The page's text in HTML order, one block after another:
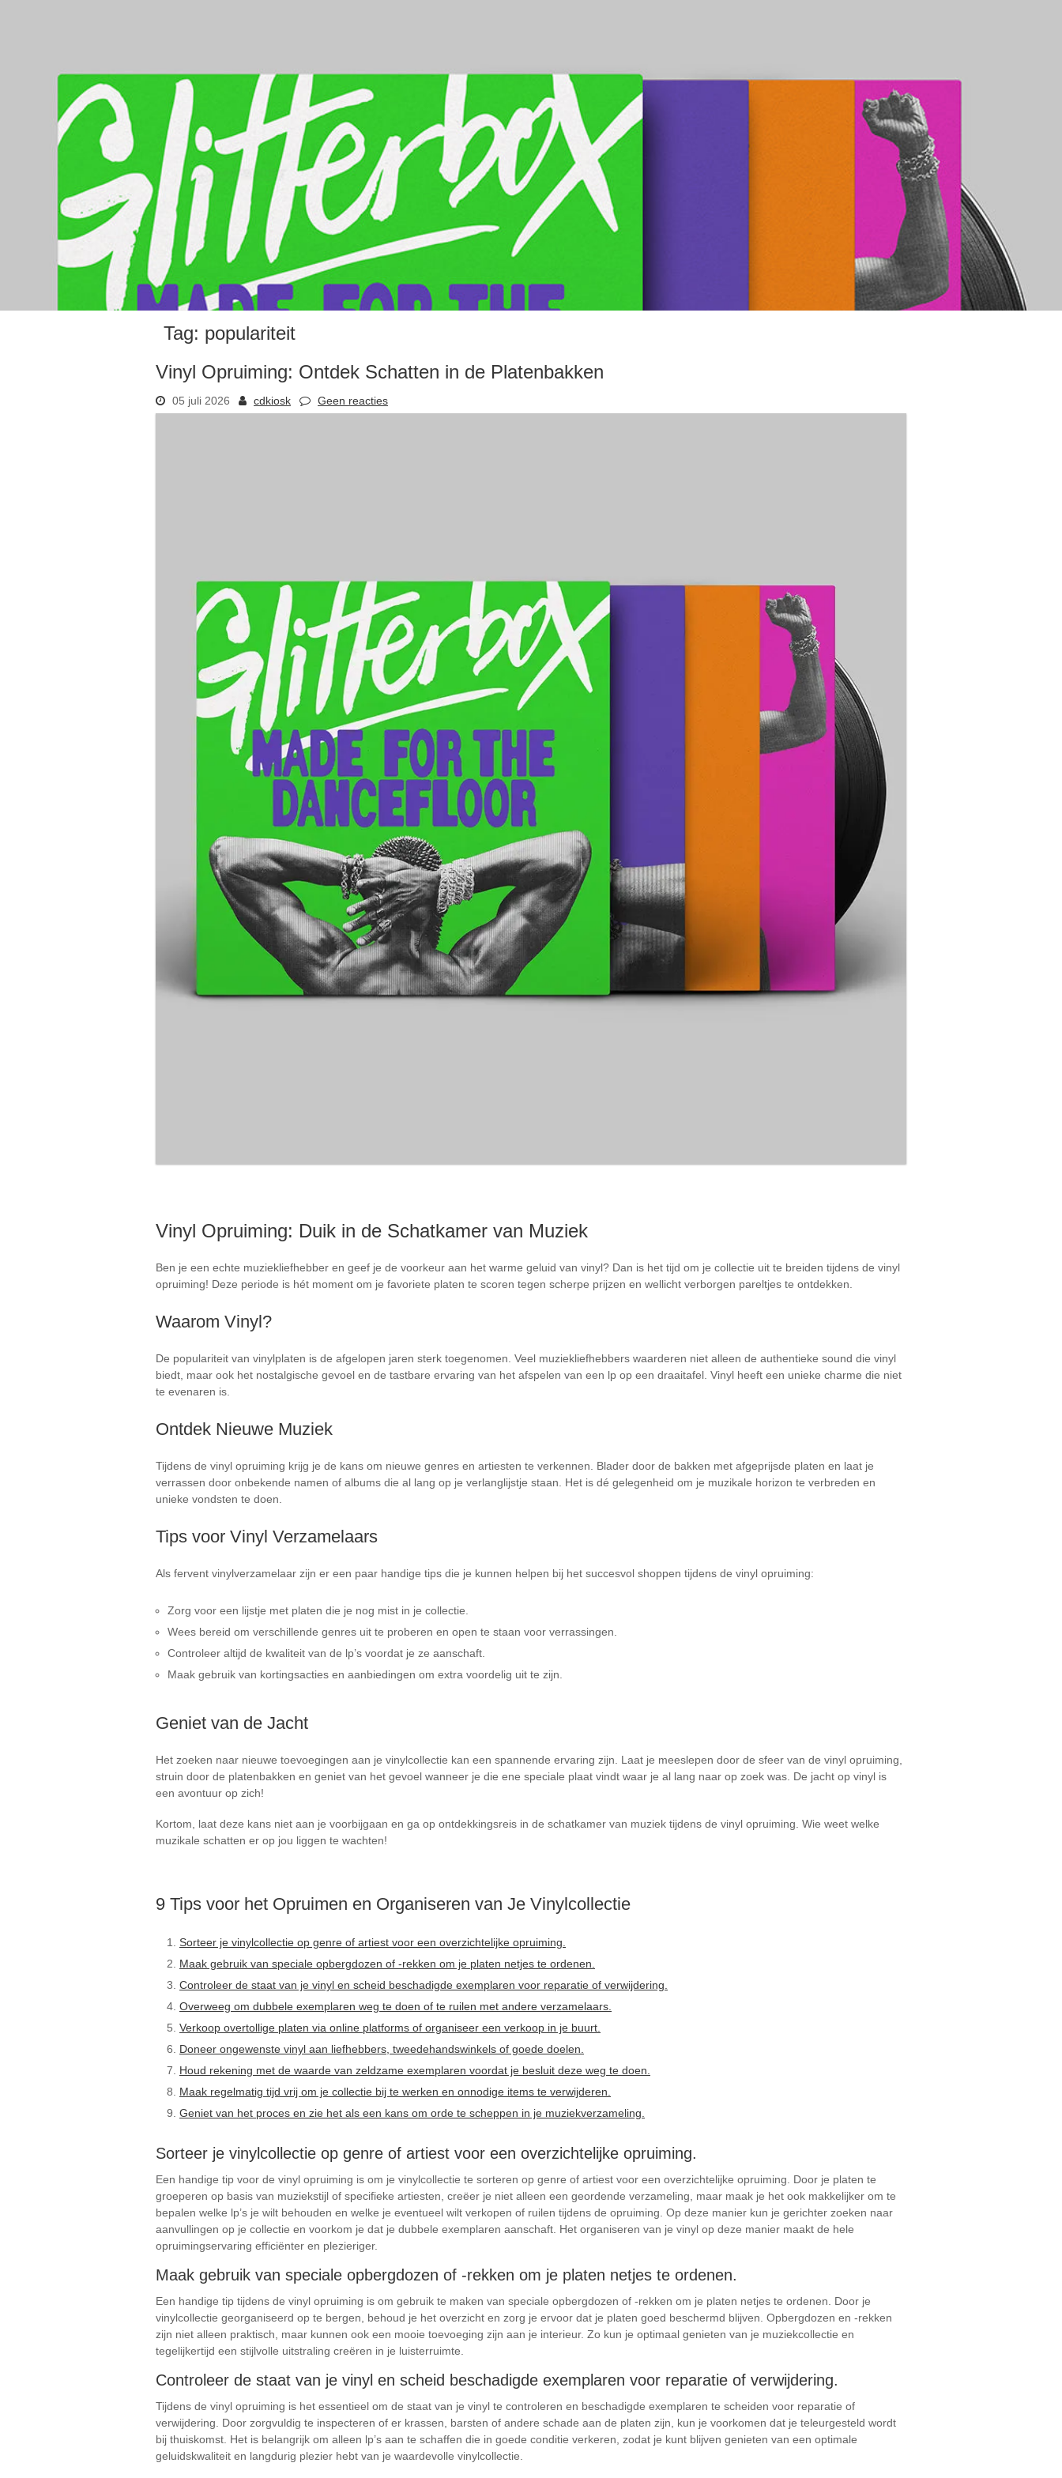
Tag: populariteit
Vinyl Opruiming: Ontdek Schatten in de Platenbakken
05 juli 2026 cdkiosk Geen reacties
Vinyl Opruiming: Duik in de Schatkamer van Muziek
Ben je een echte muziekliefhebber en geef je de voorkeur aan het warme geluid van vinyl? Dan is het tijd om je collectie uit te breiden tijdens de vinyl
opruiming! Deze periode is hét moment om je favoriete platen te scoren tegen scherpe prijzen en wellicht verborgen pareltjes te ontdekken.
Waarom Vinyl?
De populariteit van vinylplaten is de afgelopen jaren sterk toegenomen. Veel muziekliefhebbers waarderen niet alleen de authentieke sound die vinyl
biedt, maar ook het nostalgische gevoel en de tastbare ervaring van het afspelen van een lp op een draaitafel. Vinyl heeft een unieke charme die niet
te evenaren is.
Ontdek Nieuwe Muziek
Tijdens de vinyl opruiming krijg je de kans om nieuwe genres en artiesten te verkennen. Blader door de bakken met afgeprijsde platen en laat je
verrassen door onbekende namen of albums die al lang op je verlanglijstje staan. Het is dé gelegenheid om je muzikale horizon te verbreden en
unieke vondsten te doen.
Tips voor Vinyl Verzamelaars
Als fervent vinylverzamelaar zijn er een paar handige tips die je kunnen helpen bij het succesvol shoppen tijdens de vinyl opruiming:
Zorg voor een lijstje met platen die je nog mist in je collectie.
Wees bereid om verschillende genres uit te proberen en open te staan voor verrassingen.
Controleer altijd de kwaliteit van de lp’s voordat je ze aanschaft.
Maak gebruik van kortingsacties en aanbiedingen om extra voordelig uit te zijn.
Geniet van de Jacht
Het zoeken naar nieuwe toevoegingen aan je vinylcollectie kan een spannende ervaring zijn. Laat je meeslepen door de sfeer van de vinyl opruiming,
struin door de platenbakken en geniet van het gevoel wanneer je die ene speciale plaat vindt waar je al lang naar op zoek was. De jacht op vinyl is
een avontuur op zich!
Kortom, laat deze kans niet aan je voorbijgaan en ga op ontdekkingsreis in de schatkamer van muziek tijdens de vinyl opruiming. Wie weet welke
muzikale schatten er op jou liggen te wachten!
9 Tips voor het Opruimen en Organiseren van Je Vinylcollectie
Sorteer je vinylcollectie op genre of artiest voor een overzichtelijke opruiming.
Maak gebruik van speciale opbergdozen of -rekken om je platen netjes te ordenen.
Controleer de staat van je vinyl en scheid beschadigde exemplaren voor reparatie of verwijdering.
Overweeg om dubbele exemplaren weg te doen of te ruilen met andere verzamelaars.
Verkoop overtollige platen via online platforms of organiseer een verkoop in je buurt.
Doneer ongewenste vinyl aan liefhebbers, tweedehandswinkels of goede doelen.
Houd rekening met de waarde van zeldzame exemplaren voordat je besluit deze weg te doen.
Maak regelmatig tijd vrij om je collectie bij te werken en onnodige items te verwijderen.
Geniet van het proces en zie het als een kans om orde te scheppen in je muziekverzameling.
Sorteer je vinylcollectie op genre of artiest voor een overzichtelijke opruiming.
Een handige tip voor de vinyl opruiming is om je vinylcollectie te sorteren op genre of artiest voor een overzichtelijke opruiming. Door je platen te
groeperen op basis van muziekstijl of specifieke artiesten, creëer je niet alleen een geordende verzameling, maar maak je het ook makkelijker om te
bepalen welke lp’s je wilt behouden en welke je eventueel wilt verkopen of ruilen tijdens de opruiming. Op deze manier kun je gerichter zoeken naar
aanvullingen op je collectie en voorkom je dat je dubbele exemplaren aanschaft. Het organiseren van je vinyl op deze manier maakt de hele
opruimingservaring efficiënter en plezieriger.
Maak gebruik van speciale opbergdozen of -rekken om je platen netjes te ordenen.
Een handige tip tijdens de vinyl opruiming is om gebruik te maken van speciale opbergdozen of -rekken om je platen netjes te ordenen. Door je
vinylcollectie georganiseerd op te bergen, behoud je het overzicht en zorg je ervoor dat je platen goed beschermd blijven. Opbergdozen en -rekken
zijn niet alleen praktisch, maar kunnen ook een mooie toevoeging zijn aan je interieur. Zo kun je optimaal genieten van je muziekcollectie en
tegelijkertijd een stijlvolle uitstraling creëren in je luisterruimte.
Controleer de staat van je vinyl en scheid beschadigde exemplaren voor reparatie of verwijdering.
Tijdens de vinyl opruiming is het essentieel om de staat van je vinyl te controleren en beschadigde exemplaren te scheiden voor reparatie of
verwijdering. Door zorgvuldig te inspecteren of er krassen, barsten of andere schade aan de platen zijn, kun je voorkomen dat je teleurgesteld wordt
bij thuiskomst. Het is belangrijk om alleen lp’s aan te schaffen die in goede conditie verkeren, zodat je kunt blijven genieten van een optimale
geluidskwaliteit en langdurig plezier hebt van je waardevolle vinylcollectie.